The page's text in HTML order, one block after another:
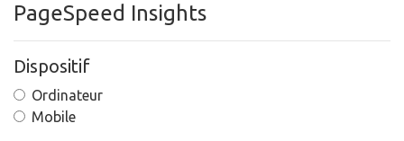
PageSpeed Insights
Dispositif
Ordinateur
Mobile